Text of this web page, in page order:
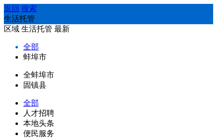
返回 搜索
生活托管
区域 生活托管 最新
全部
蚌埠市
全蚌埠市
固镇县
全部
人才招聘
本地头条
便民服务